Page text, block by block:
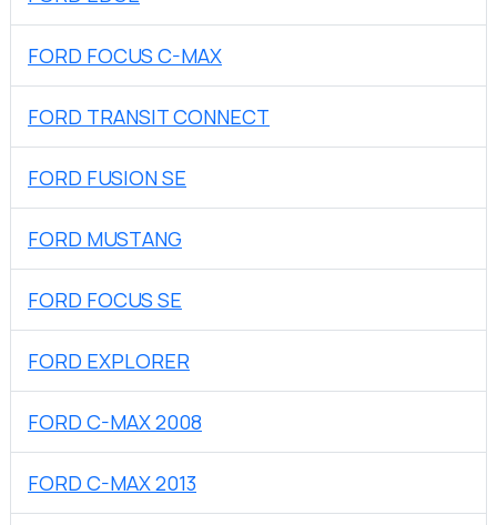
FORD FOCUS C-MAX
FORD TRANSIT CONNECT
FORD FUSION SE
FORD MUSTANG
FORD FOCUS SE
FORD EXPLORER
FORD C-MAX 2008
FORD C-MAX 2013